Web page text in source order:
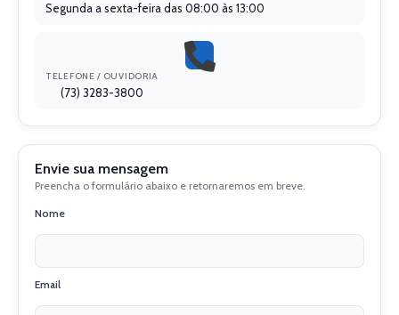
Segunda a sexta-feira das 08:00 às 13:00
TELEFONE / OUVIDORIA
(73) 3283-3800
Envie sua mensagem
Preencha o formulário abaixo e retornaremos em breve.
Nome
Email